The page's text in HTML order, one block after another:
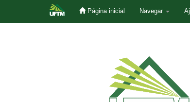
Página inicial Navegar